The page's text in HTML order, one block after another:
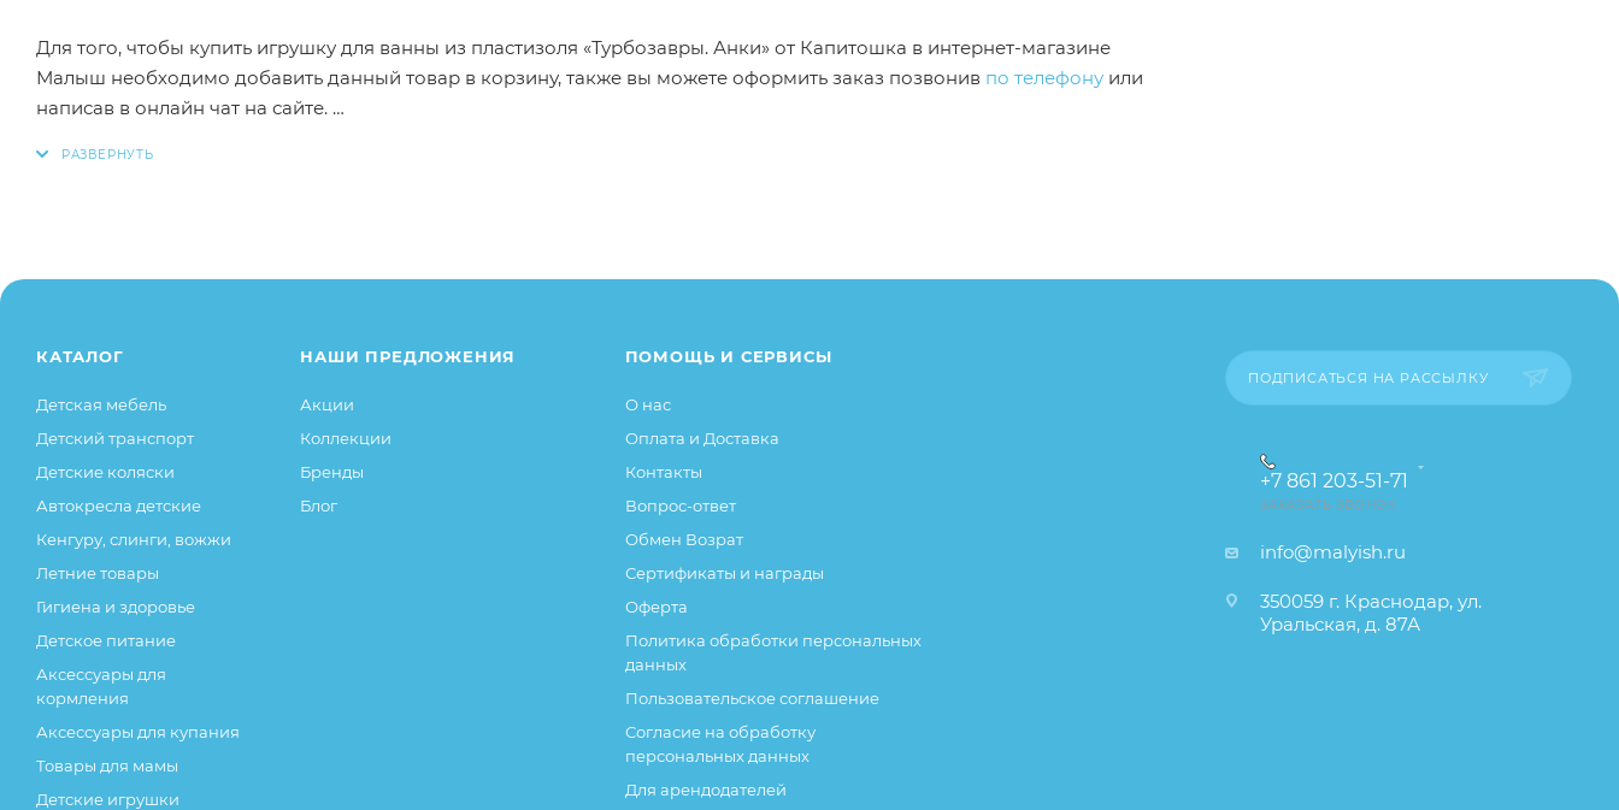
Для того, чтобы купить игрушку для ванны из пластизоля «Турбозавры. Анки» от Капитошка в интернет-магазине
Малыш необходимо добавить данный товар в корзину, также вы можете оформить заказ позвонив по телефону или
написав в онлайн чат на сайте.
КАТАЛОГ
Детская мебель
Детский транспорт
Детские коляски
Автокресла детские
Кенгуру, слинги, вожжи
Летние товары
Гигиена и здоровье
Детское питание
Аксессуары для
кормления
Аксессуары для купания
Товары для мамы
Детские игрушки
НАШИ ПРЕДЛОЖЕНИЯ
Акции
Коллекции
Бренды
Блог
ПОМОЩЬ И СЕРВИСЫ
О нас
Оплата и Доставка
Контакты
Вопрос-ответ
Обмен Возрат
Сертификаты и награды
Оферта
Политика обработки персональных
данных
Пользовательское соглашение
Согласие на обработку
персональных данных
Для арендодателей
ПОДПИСАТЬСЯ НА РАССЫЛКУ
+7 861 203-51-71
ЗАКАЗАТЬ ЗВОНОК
info@malyish.ru
350059 г. Краснодар, ул.
Уральская, д. 87А